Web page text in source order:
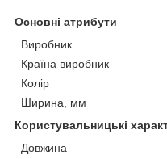
Основні атрибути
Виробник
Країна виробник
Колір
Ширина, мм
Користувальницькі
Довжина